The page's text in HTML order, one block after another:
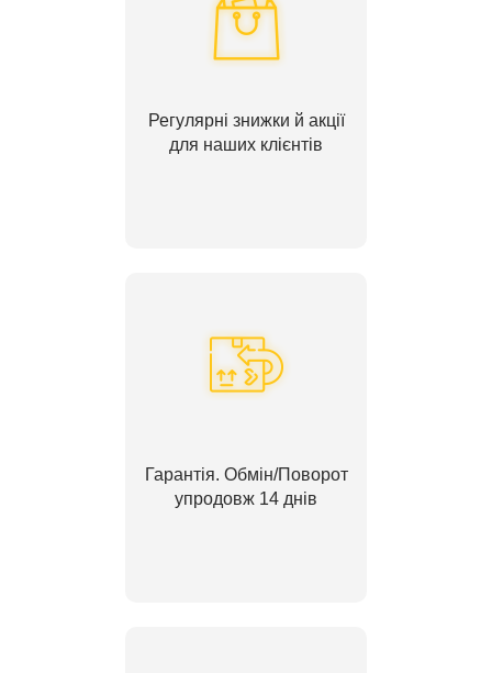
Регулярні знижки й акції
для наших клієнтів
Гарантія. Обмін/Поворот
упродовж 14 днів